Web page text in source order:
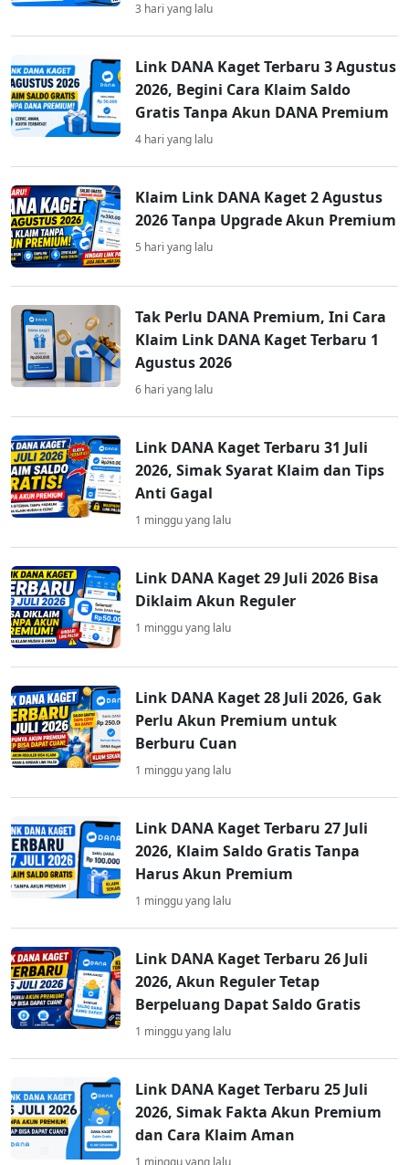
3 hari yang lalu
Link DANA Kaget Terbaru 3 Agustus
2026, Begini Cara Klaim Saldo
Gratis Tanpa Akun DANA Premium
4 hari yang lalu
Klaim Link DANA Kaget 2 Agustus
2026 Tanpa Upgrade Akun Premium
5 hari yang lalu
Tak Perlu DANA Premium, Ini Cara
Klaim Link DANA Kaget Terbaru 1
Agustus 2026
6 hari yang lalu
Link DANA Kaget Terbaru 31 Juli
2026, Simak Syarat Klaim dan Tips
Anti Gagal
1 minggu yang lalu
Link DANA Kaget 29 Juli 2026 Bisa
Diklaim Akun Reguler
1 minggu yang lalu
Link DANA Kaget 28 Juli 2026, Gak
Perlu Akun Premium untuk
Berburu Cuan
1 minggu yang lalu
Link DANA Kaget Terbaru 27 Juli
2026, Klaim Saldo Gratis Tanpa
Harus Akun Premium
1 minggu yang lalu
Link DANA Kaget Terbaru 26 Juli
2026, Akun Reguler Tetap
Berpeluang Dapat Saldo Gratis
1 minggu yang lalu
Link DANA Kaget Terbaru 25 Juli
2026, Simak Fakta Akun Premium
dan Cara Klaim Aman